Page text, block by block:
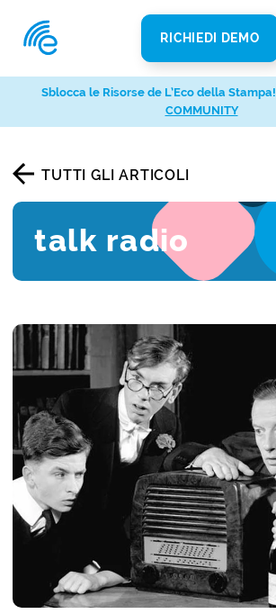
RICHIEDI DEMO
TUTTI GLI ARTICOLI
talk radio
Sblocca le Risorse de L’Eco della Stampa!
COMMUNITY